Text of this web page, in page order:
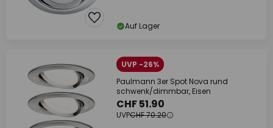
Auf Lager
UVP -26%
Paulmann 3er Spot Nova rund
schwenk/dimmbar, Eisen
CHF 51.90
UVPCHF 70.20